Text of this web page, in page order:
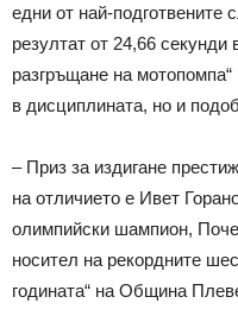
едни от най-подготвените
резултат от 24,66 секунди
разгръщане на
в дисциплината, но и
– Приз за издигане
на отличието е Ивет
олимпийски шампион,
носител на рекордните
годината“ на Община